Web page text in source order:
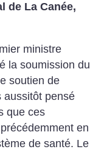
de La Canée,
ministre
la soumission du
soutien de
aussitôt pensé
que ces
en
de santé. Le